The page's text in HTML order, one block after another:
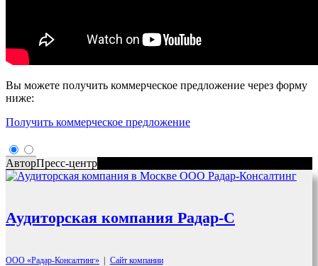
Вы можете получить коммерческое предложение через форму
ниже:
Получить коммерческое предложение
АвторПресс-центр
Аудиторская компания Радар-С
ООО «Радар-Консалтинг» | Сайт компании